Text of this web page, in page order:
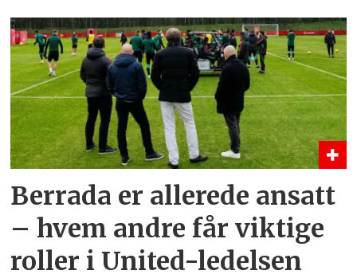
Berrada er allerede ansatt
– hvem andre får viktige
roller i United-ledelsen